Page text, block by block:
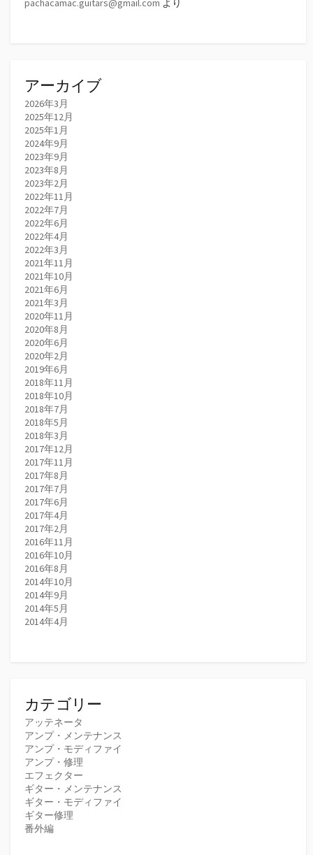
pachacamac.guitars@gmail.com より
アーカイブ
2026年3月
2025年12月
2025年1月
2024年9月
2023年9月
2023年8月
2023年2月
2022年11月
2022年7月
2022年6月
2022年4月
2022年3月
2021年11月
2021年10月
2021年6月
2021年3月
2020年11月
2020年8月
2020年6月
2020年2月
2019年6月
2018年11月
2018年10月
2018年7月
2018年5月
2018年3月
2017年12月
2017年11月
2017年8月
2017年7月
2017年6月
2017年4月
2017年2月
2016年11月
2016年10月
2016年8月
2014年10月
2014年9月
2014年5月
2014年4月
カテゴリー
アッテネータ
アンプ・メンテナンス
アンプ・モディファイ
アンプ・修理
エフェクター
ギター・メンテナンス
ギター・モディファイ
ギター修理
番外編